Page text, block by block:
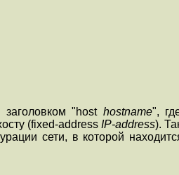
"host hostname",
(fixed-address IP-address).
сети, в которой